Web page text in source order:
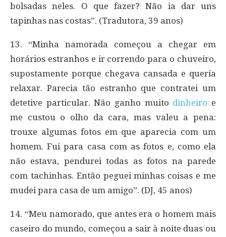
bolsadas neles. O que fazer? Não ia dar uns
tapinhas nas costas”. (Tradutora, 39 anos)
13. “Minha namorada começou a chegar em
horários estranhos e ir correndo para o chuveiro,
supostamente porque chegava cansada e queria
relaxar. Parecia tão estranho que contratei um
detetive particular. Não ganho muito dinheiro e
me custou o olho da cara, mas valeu a pena:
trouxe algumas fotos em que aparecia com um
homem. Fui para casa com as fotos e, como ela
não estava, pendurei todas as fotos na parede
com tachinhas. Então peguei minhas coisas e me
mudei para casa de um amigo”. (DJ, 45 anos)
14. “Meu namorado, que antes era o homem mais
caseiro do mundo, começou a sair à noite duas ou